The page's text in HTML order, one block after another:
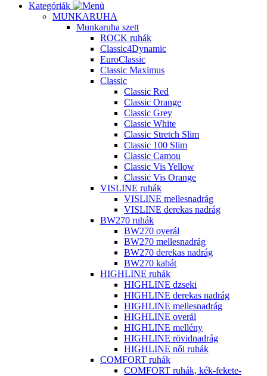
Kategóriák
MUNKARUHA
Munkaruha szett
ROCK ruhák
Classic4Dynamic
EuroClassic
Classic Maximus
Classic
Classic Red
Classic Orange
Classic Grey
Classic White
Classic Stretch Slim
Classic 100 Slim
Classic Camou
Classic Vis Yellow
Classic Vis Orange
VISLINE ruhák
VISLINE mellesnadrág
VISLINE derekas nadrág
BW270 ruhák
BW270 overál
BW270 mellesnadrág
BW270 derekas nadrág
BW270 kabát
HIGHLINE ruhák
HIGHLINE dzseki
HIGHLINE derekas nadrág
HIGHLINE mellesnadrág
HIGHLINE overál
HIGHLINE mellény
HIGHLINE rövidnadrág
HIGHLINE női ruhák
COMFORT ruhák
COMFORT ruhák, kék-fekete-